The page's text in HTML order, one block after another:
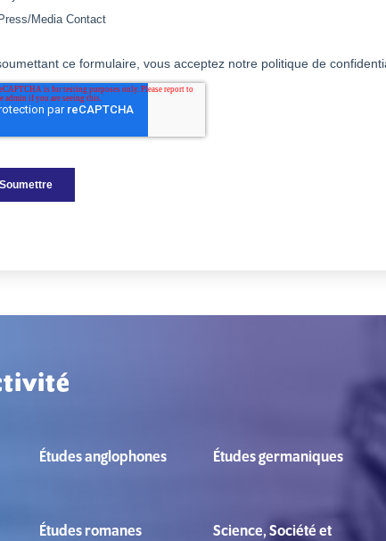
Études anglophones Études germaniques
Études romanes Science, Société et